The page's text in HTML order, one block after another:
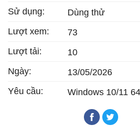
Sử dụng:
Dùng thử
Lượt xem:
73
Lượt tải:
10
Ngày:
13/05/2026
Yêu cầu:
Windows 10/11